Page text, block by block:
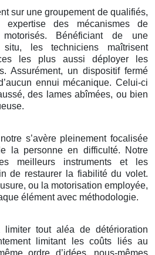
sur une groupement de qualifiés,
expertise des mécanismes de
motorisés. Bénéficiant de une
les techniciens maîtrisent
les plus aussi déployer les
Assurément, un dispositif fermé
ennui mécanique. Celui-ci
des lames abîmées, ou bien
s’avère pleinement focalisée
la personne en difficulté. Notre
meilleurs instruments et les
de restaurer la fiabilité du volet.
ou la motorisation employée,
élément avec méthodologie.
tout aléa de détérioration
limitant les coûts liés au